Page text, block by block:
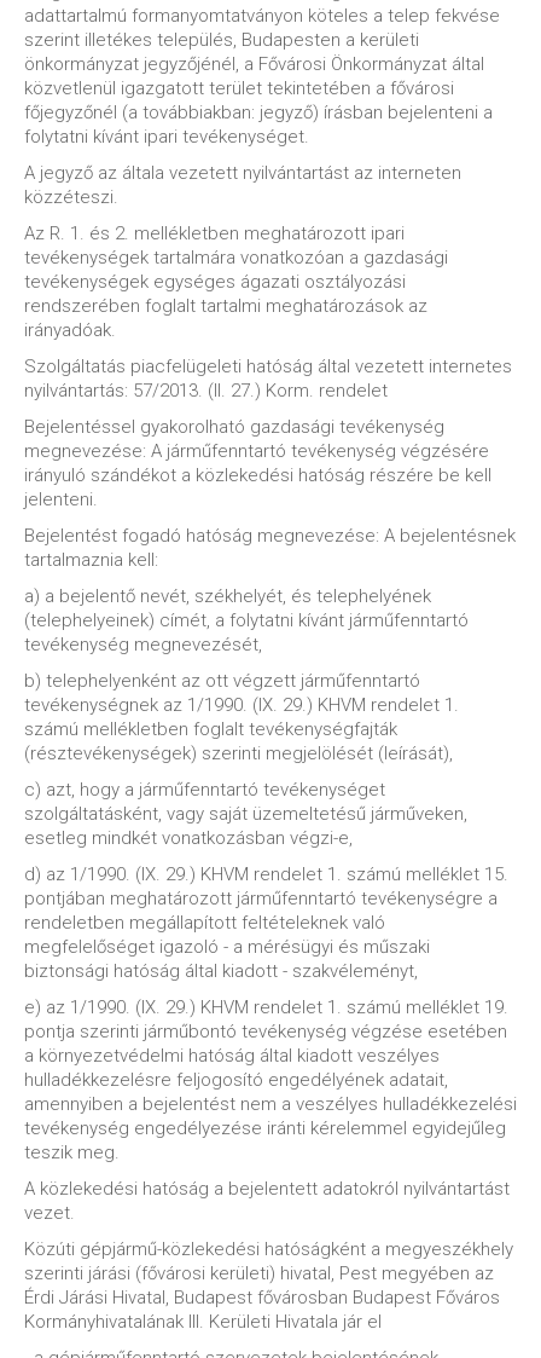
adattartalmú formanyomtatványon köteles a telep fekvése
szerint illetékes település, Budapesten a kerületi
önkormányzat jegyzőjénél, a Fővárosi Önkormányzat által
közvetlenül igazgatott terület tekintetében a fővárosi
főjegyzőnél (a továbbiakban: jegyző) írásban bejelenteni a
folytatni kívánt ipari tevékenységet.
A jegyző az általa vezetett nyilvántartást az interneten
közzéteszi.
Az R. 1. és 2. mellékletben meghatározott ipari
tevékenységek tartalmára vonatkozóan a gazdasági
tevékenységek egységes ágazati osztályozási
rendszerében foglalt tartalmi meghatározások az
irányadóak.
Szolgáltatás piacfelügeleti hatóság által vezetett internetes
nyilvántartás: 57/2013. (II. 27.) Korm. rendelet
Bejelentéssel gyakorolható gazdasági tevékenység
megnevezése: A járműfenntartó tevékenység végzésére
irányuló szándékot a közlekedési hatóság részére be kell
jelenteni.
Bejelentést fogadó hatóság megnevezése: A bejelentésnek
tartalmaznia kell:
a) a bejelentő nevét, székhelyét, és telephelyének
(telephelyeinek) címét, a folytatni kívánt járműfenntartó
tevékenység megnevezését,
b) telephelyenként az ott végzett járműfenntartó
tevékenységnek az 1/1990. (IX. 29.) KHVM rendelet 1.
számú mellékletben foglalt tevékenységfajták
(résztevékenységek) szerinti megjelölését (leírását),
c) azt, hogy a járműfenntartó tevékenységet
szolgáltatásként, vagy saját üzemeltetésű járműveken,
esetleg mindkét vonatkozásban végzi-e,
d) az 1/1990. (IX. 29.) KHVM rendelet 1. számú melléklet 15.
pontjában meghatározott járműfenntartó tevékenységre a
rendeletben megállapított feltételeknek való
megfelelőséget igazoló - a mérésügyi és műszaki
biztonsági hatóság által kiadott - szakvéleményt,
e) az 1/1990. (IX. 29.) KHVM rendelet 1. számú melléklet 19.
pontja szerinti járműbontó tevékenység végzése esetében
a környezetvédelmi hatóság által kiadott veszélyes
hulladékkezelésre feljogosító engedélyének adatait,
amennyiben a bejelentést nem a veszélyes hulladékkezelési
tevékenység engedélyezése iránti kérelemmel egyidejűleg
teszik meg.
A közlekedési hatóság a bejelentett adatokról nyilvántartást
vezet.
Közúti gépjármű-közlekedési hatóságként a megyeszékhely
szerinti járási (fővárosi kerületi) hivatal, Pest megyében az
Érdi Járási Hivatal, Budapest fővárosban Budapest Főváros
Kormányhivatalának III. Kerületi Hivatala jár el